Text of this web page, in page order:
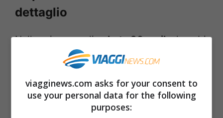
dettaglio
Nelle prime ore disabato 30 aprile, le nubi
aumenteranno alNord Italia, sulle Alpi di
Poi, nel corso della giornata, le piogge si
estenderanno anche al resto della catena
viagginews.com asks for your consent to
use your personal data for the following
purposes: